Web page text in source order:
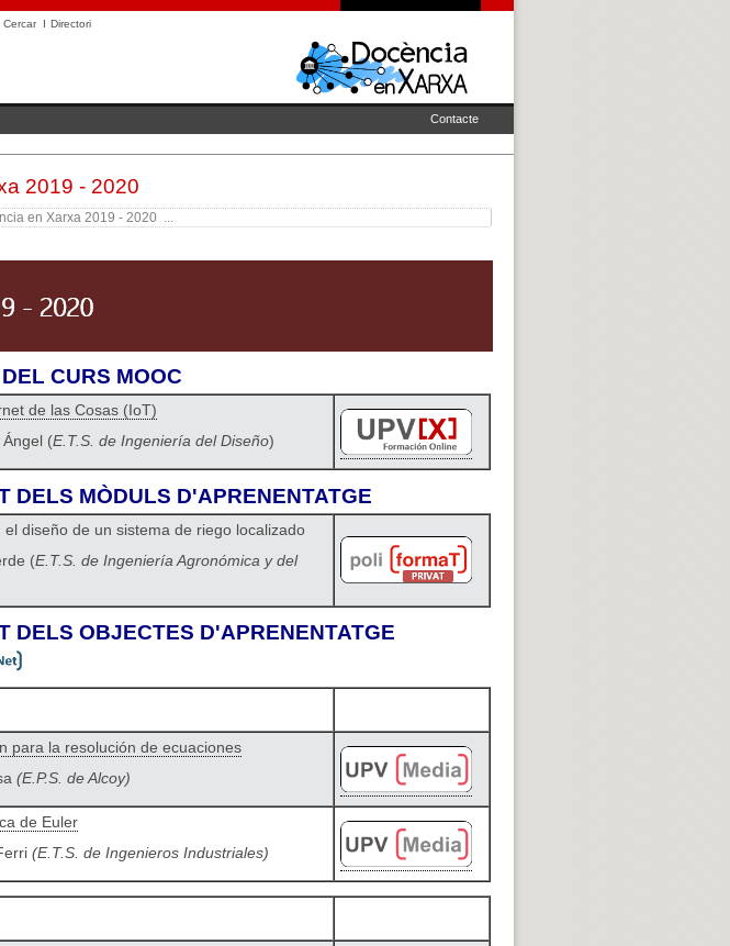
CercarI Directori
Contacte
2019 - 2020
en Xarxa 2019 - 2020 ...
CURS MOOC
de las Cosas (IoT)
Ángel (E.T.S. de Ingeniería del Diseño)
DELS MÒDULS D'APRENENTATGE
diseño de un sistema de riego localizado
(E.T.S. de Ingeniería Agronómica y del
DELS OBJECTES D'APRENENTATGE
para la resolución de ecuaciones
(E.P.S. de Alcoy)
de Euler
(E.T.S. de Ingenieros Industriales)